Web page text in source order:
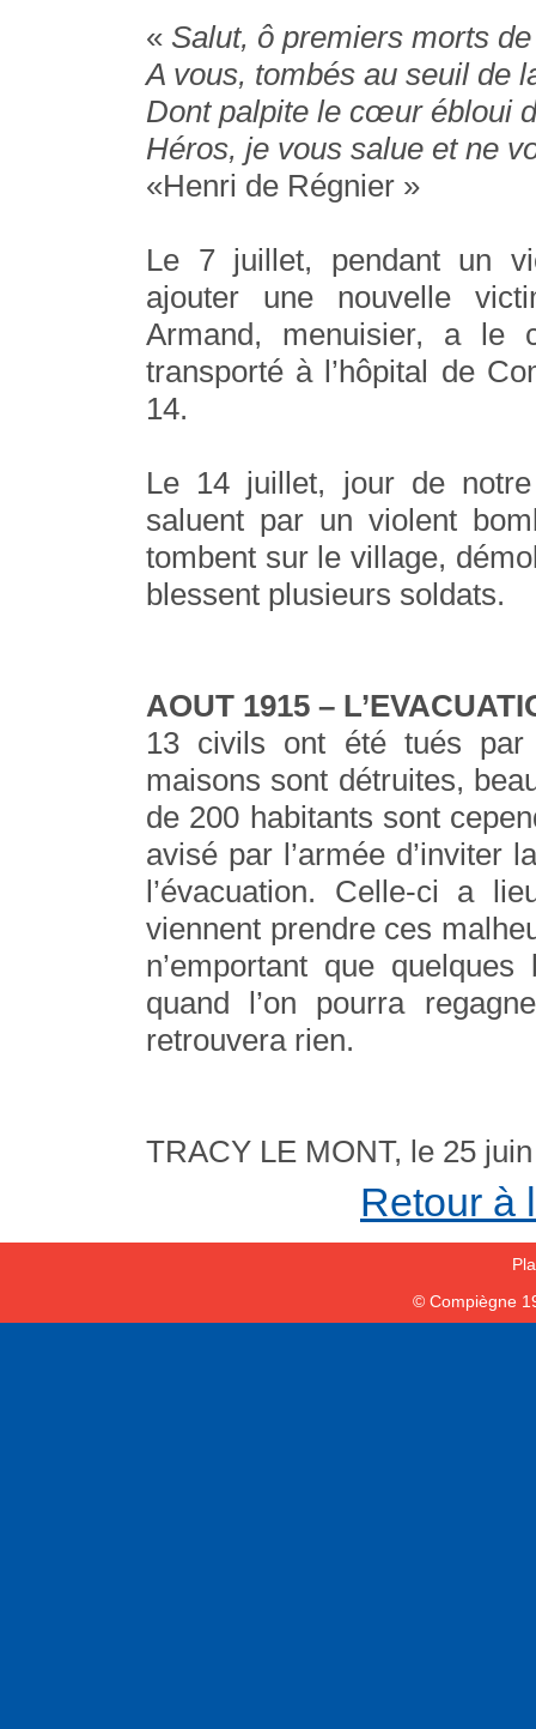
« Salut, ô premiers morts
A vous, tombés au seuil de
Dont palpite le cœur ébloui
Héros, je vous salue et ne
«Henri de Régnier »
Le 7 juillet, pendant un
ajouter une nouvelle
Armand, menuisier, a le
transporté à l’hôpital de
14.
Le 14 juillet, jour de
saluent par un violent
tombent sur le village,
blessent plusieurs soldats.
AOUT 1915 –
13 civils ont été tués par
maisons sont détruites,
de 200 habitants sont
avisé par l’armée d’inviter
l’évacuation. Celle-ci a
viennent prendre ces
n’emportant que
quand l’on pourra
retrouvera rien.
TRACY LE MONT, le 25
Retour à
© Compiègne